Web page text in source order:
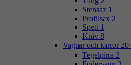
Stensax 1
Profilsax 2
Spett 1
Kniv 8
Vagnar och kärror 20
Tegelpirra 2